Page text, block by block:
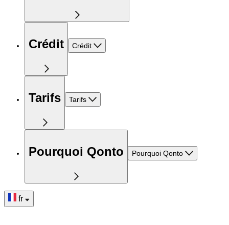
Crédit Crédit
Tarifs Tarifs
Pourquoi Qonto Pourquoi Qonto
fr